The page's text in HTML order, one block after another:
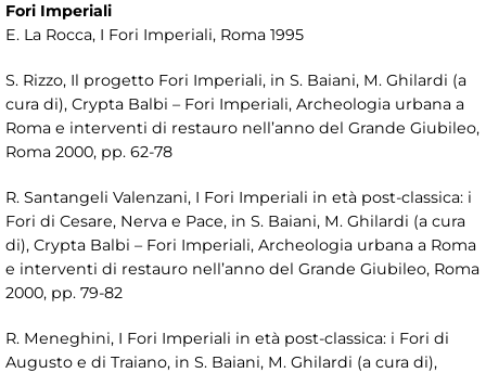
Fori Imperiali
E. La Rocca, I Fori Imperiali, Roma 1995
S. Rizzo, Il progetto Fori Imperiali, in S. Baiani, M. Ghilardi (a
cura di), Crypta Balbi – Fori Imperiali, Archeologia urbana a
Roma e interventi di restauro nell’anno del Grande Giubileo,
Roma 2000, pp. 62-78
R. Santangeli Valenzani, I Fori Imperiali in età post-classica: i
Fori di Cesare, Nerva e Pace, in S. Baiani, M. Ghilardi (a cura
di), Crypta Balbi – Fori Imperiali, Archeologia urbana a Roma
e interventi di restauro nell’anno del Grande Giubileo, Roma
2000, pp. 79-82
R. Meneghini, I Fori Imperiali in età post-classica: i Fori di
Augusto e di Traiano, in S. Baiani, M. Ghilardi (a cura di),